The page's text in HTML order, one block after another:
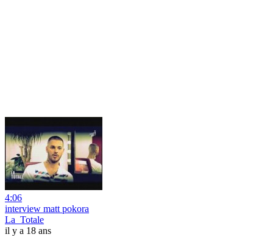
4:06
interview matt pokora
La_Totale
il y a 18 ans